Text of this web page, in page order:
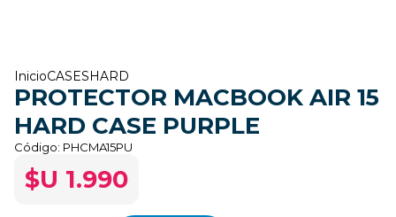
InicioCASES HARD
PROTECTOR MACBOOK AIR 15
HARD CASE PURPLE
Código: PHCMA15PU
$U 1.990